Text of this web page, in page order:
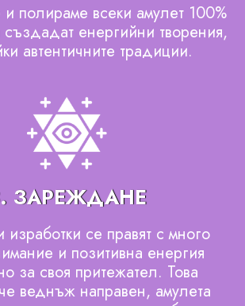
полираме всеки амулет 100%
енергийни творения,
автентичните традиции.
ЗАРЕЖДАНЕ
изработки се правят с много
и позитивна енергия
за своя притежател. Това
веднъж направен, амулета